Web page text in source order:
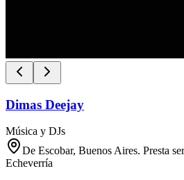
Dimas Deejay
Música y DJs
De Escobar, Buenos Aires. Presta
Echeverría